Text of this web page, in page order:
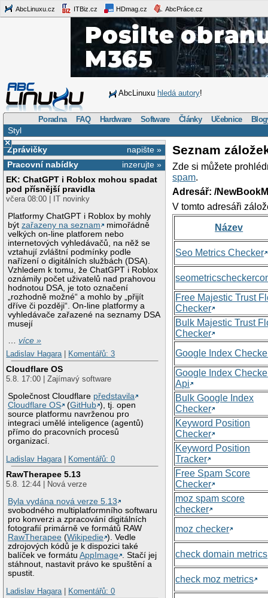
AbcLinuxu.cz ITBiz.cz HDmag.cz AbcPráce.cz
AbcLinuxu hledá autory!
Poradna FAQ Hardware Software Články Učebnice
Styl
×
napište »
Zprávičky
inzerujte »
Pracovní nabídky
EK: ChatGPT i Roblox mohou spadat
pod přísnější pravidla
včera 08:00 | IT novinky
Platformy ChatGPT i Roblox by mohly
býtzařazeny na seznam
mimořádně
velkých on-line platforem nebo
internetových vyhledávačů, na něž se
vztahují zvláštní podmínky podle
nařízení o digitálních službách (DSA).
Vzhledem k tomu, že ChatGPT i Roblox
oznámily počet uživatelů nad prahovou
hodnotou DSA, je toto označení
„rozhodně možné“ a mohlo by „přijít
dříve či později“. On-line platformy a
vyhledávače zařazené na seznamy DSA
musejí
…více »
Ladislav Hagara
Komentářů: 3
Cloudflare OS
5.8. 17:00 | Zajímavý software
Společnost Cloudflare představila
Cloudflare OS
(GitHub ), tj. open
source platformu navrženou pro
integraci umělé inteligence (agentů)
přímo do pracovních procesů
organizací.
Ladislav Hagara
Komentářů: 0
RawTherapee 5.13
5.8. 12:44 | Nová verze
Byla vydána nová verze 5.13
svobodného multiplatformního softwaru
pro konverzi a zpracování digitálních
fotografií primárně ve formátů RAW
RawTherapee (Wikipedie ). Vedle
zdrojových kódů je k dispozici také
balíček ve formátuAppImage . Stačí jej
stáhnout, nastavit právo ke spuštění a
spustit.
Ladislav Hagara
Komentářů: 0
Seznam
Zde si můžete
spam.
Adresář: /
V tomto adresáři
Název
Seo Metrics Checker
Free Majestic Trust
Checker
Bulk Majestic Trust
Checker
Google Index
Google Index
Api
Bulk Google Index
Checker
Keyword Position
Checker
Keyword Position
Tracker
Free Spam Score
Checker
moz spam score
checker
moz checker
check domain metrics
check moz metrics